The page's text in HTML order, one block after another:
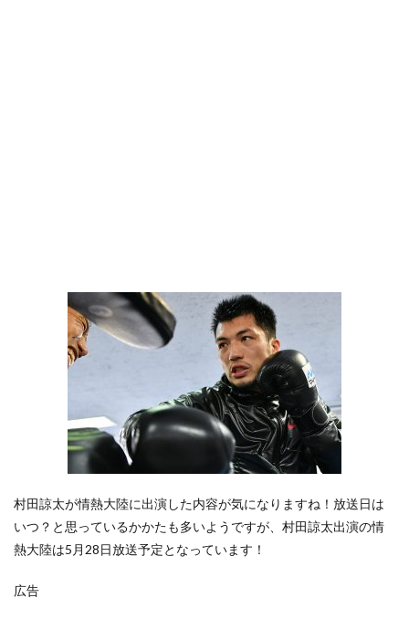
村田諒太が情熱大陸に出演した内容が気になりますね！放送日は
いつ？と思っているかかたも多いようですが、村田諒太出演の情
熱大陸は5月28日放送予定となっています！
広告